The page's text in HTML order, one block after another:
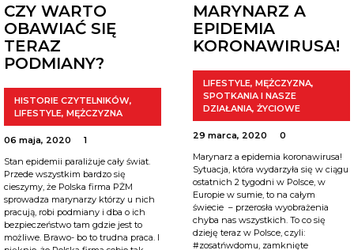
CZY WARTO
OBAWIAĆ SIĘ
TERAZ
PODMIANY?
HISTORIE CZYTELNIKÓW,
LIFESTYLE, MĘŻCZYZNA
06 maja, 2020
1
Stan epidemii paraliżuje cały świat.
Przede wszystkim bardzo się
cieszymy, że Polska firma PŻM
sprowadza marynarzy którzy u nich
pracują, robi podmiany i dba o ich
bezpieczeństwo tam gdzie jest to
możliwe. Brawo- bo to trudna praca. I
MARYNARZ A
EPIDEMIA
KORONAWIRUSA!
LIFESTYLE, MĘŻCZYZNA,
SPOTKANIA I NASZE
DZIAŁANIA, ŻYCIOWE
29 marca, 2020
0
Marynarz a epidemia koronawirusa!
Sytuacja, która wydarzyła się w ciągu
ostatnich 2 tygodni w Polsce, w
Europie w sumie, to na całym
świecie – przerosła wyobrażenia
chyba nas wszystkich. To co się
dzieję teraz w Polsce, czyli:
#zosatńwdomu, zamknięte